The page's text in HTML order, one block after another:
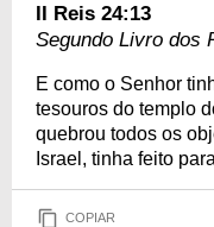
II Reis 24:13
Segundo Livro dos
E como o Senhor
tesouros do templo
quebrou todos os
Israel, tinha feito
COPIAR